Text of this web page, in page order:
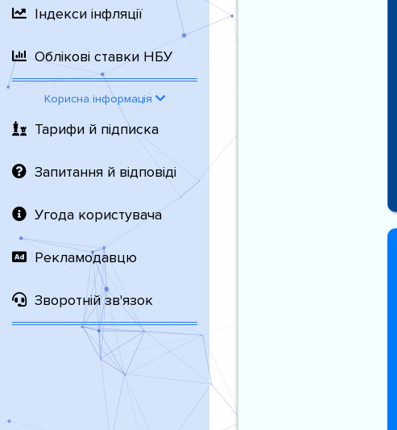
Індекси інфляції
Облікові ставки НБУ
Корисна інформація
Тарифи й підписка
Запитання й відповіді
Угода користувача
Рекламодавцю
Зворотній зв'язок